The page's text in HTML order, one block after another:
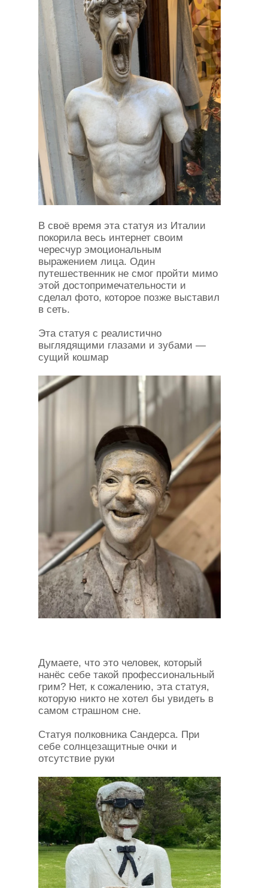
В своё время эта статуя из Италии
покорила весь интернет своим
чересчур эмоциональным
выражением лица. Один
путешественник не смог пройти мимо
этой достопримечательности и
сделал фото, которое позже выставил
в сеть.
Эта статуя с реалистично
выглядящими глазами и зубами —
сущий кошмар
Думаете, что это человек, который
нанёс себе такой профессиональный
грим? Нет, к сожалению, эта статуя,
которую никто не хотел бы увидеть в
самом страшном сне.
Статуя полковника Сандерса. При
себе солнцезащитные очки и
отсутствие руки